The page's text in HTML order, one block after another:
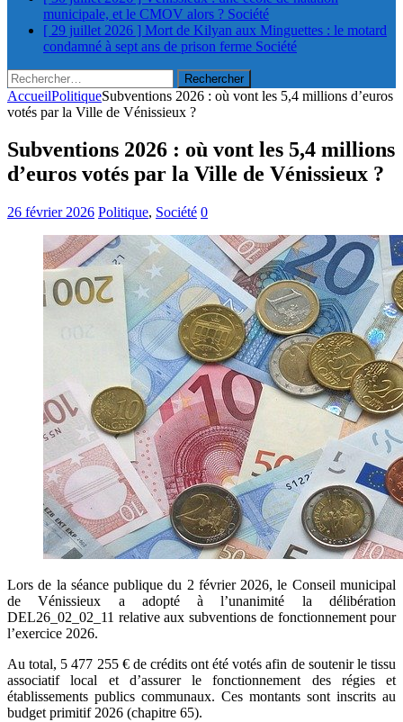
municipale, et le CMOV alors ? Société
[ 29 juillet 2026 ] Mort de Kilyan aux Minguettes : le motard
condamné à sept ans de prison ferme Société
Rechercher :
AccueilPolitiqueSubventions 2026 : où vont les 5,4 millions d’euros
votés par la Ville de Vénissieux ?
Subventions 2026 : où vont les 5,4 millions
d’euros votés par la Ville de Vénissieux ?
26 février 2026 Politique, Société 0
Lors de la séance publique du 2 février 2026, le Conseil municipal
de Vénissieux a adopté à l’unanimité la délibération
DEL26_02_02_11 relative aux subventions de fonctionnement pour
l’exercice 2026.
Au total, 5 477 255 € de crédits ont été votés afin de soutenir le tissu
associatif local et d’assurer le fonctionnement des régies et
établissements publics communaux. Ces montants sont inscrits au
budget primitif 2026 (chapitre 65).